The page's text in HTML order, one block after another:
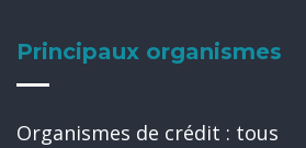
Principaux organismes
Organismes de crédit : tous